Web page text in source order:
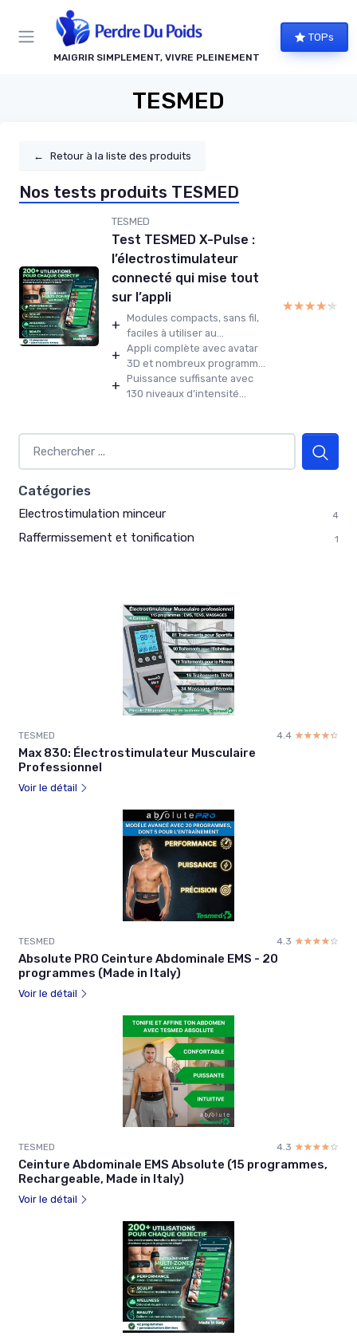
MAIGRIR SIMPLEMENT, VIVRE PLEINEMENT
TOPs
TESMED
← Retour à la liste des produits
Nos tests produits TESMED
TESMED
Test TESMED X-Pulse :
l’électrostimulateur
connecté qui mise tout
sur l’appli
+ Modules compacts, sans fil,
faciles à utiliser au...
+ Appli complète avec avatar
3D et nombreux programm...
+ Puissance suffisante avec
130 niveaux d’intensité...
★★★★★
★★★★★
Catégories
Electrostimulation minceur 4
Raffermissement et tonification 1
TESMED 4.4 ☆☆☆☆☆
★★★★★
Max 830: Électrostimulateur Musculaire
Professionnel
Voir le détail
TESMED 4.3 ☆☆☆☆☆
★★★★★
Absolute PRO Ceinture Abdominale EMS - 20
programmes (Made in Italy)
Voir le détail
TESMED 4.3 ☆☆☆☆☆
★★★★★
Ceinture Abdominale EMS Absolute (15 programmes,
Rechargeable, Made in Italy)
Voir le détail
Panneau de gestion des cookies